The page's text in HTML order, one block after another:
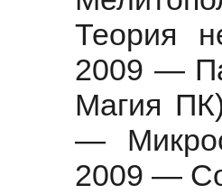
Теория
2009 —
Магия
—
2009 —